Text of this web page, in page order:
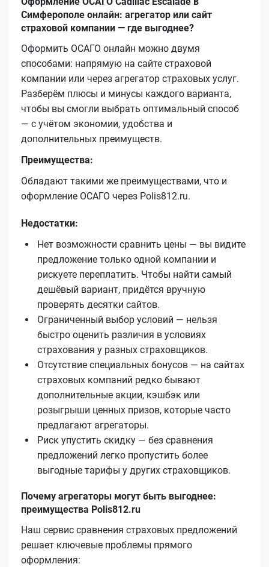
Симферополе онлайн: агрегатор или сайт
страховой компании — где выгоднее?
Оформить ОСАГО онлайн можно двумя
способами: напрямую на сайте страховой
компании или через агрегатор страховых услуг.
Разберём плюсы и минусы каждого варианта,
чтобы вы смогли выбрать оптимальный способ
— с учётом экономии, удобства и
дополнительных преимуществ.
Преимущества:
Обладают такими же преимуществами, что и
оформление ОСАГО через Polis812.ru.
Недостатки:
Нет возможности сравнить цены — вы видите
предложение только одной компании и
рискуете переплатить. Чтобы найти самый
дешёвый вариант, придётся вручную
проверять десятки сайтов.
Ограниченный выбор условий — нельзя
быстро оценить различия в условиях
страхования у разных страховщиков.
Отсутствие специальных бонусов — на сайтах
страховых компаний редко бывают
дополнительные акции, кэшбэк или
розыгрыши ценных призов, которые часто
предлагают агрегаторы.
Риск упустить скидку — без сравнения
предложений легко пропустить более
выгодные тарифы у других страховщиков.
Почему агрегаторы могут быть выгоднее:
преимущества Polis812.ru
Наш сервис сравнения страховых предложений
решает ключевые проблемы прямого
оформления: